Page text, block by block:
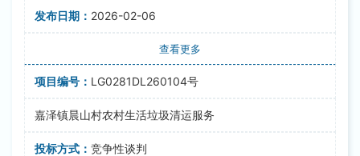
2026-02-06
查看更多
LG0281DL260104号
嘉泽镇晨山村农村生活垃圾清运服务
竞争性谈判